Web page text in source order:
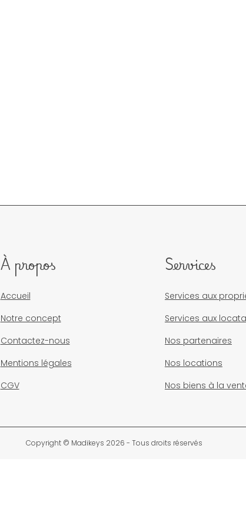
À propos
Accueil
Notre concept
Contactez-nous
Mentions légales
CGV
Services
Services aux
Services aux
Nos partenaires
Nos locations
Nos biens à la
Copyright © Madikeys 2026 - Tous droits réservés